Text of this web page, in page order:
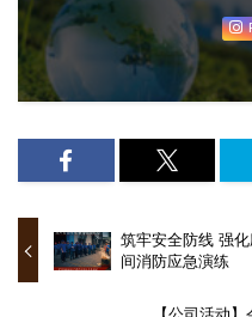
筑牢安全防线 强
间消防应急演练